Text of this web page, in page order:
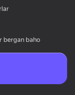
bergan baho